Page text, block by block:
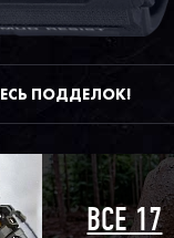
ПОДДЕЛОК!
ВСЕ 17